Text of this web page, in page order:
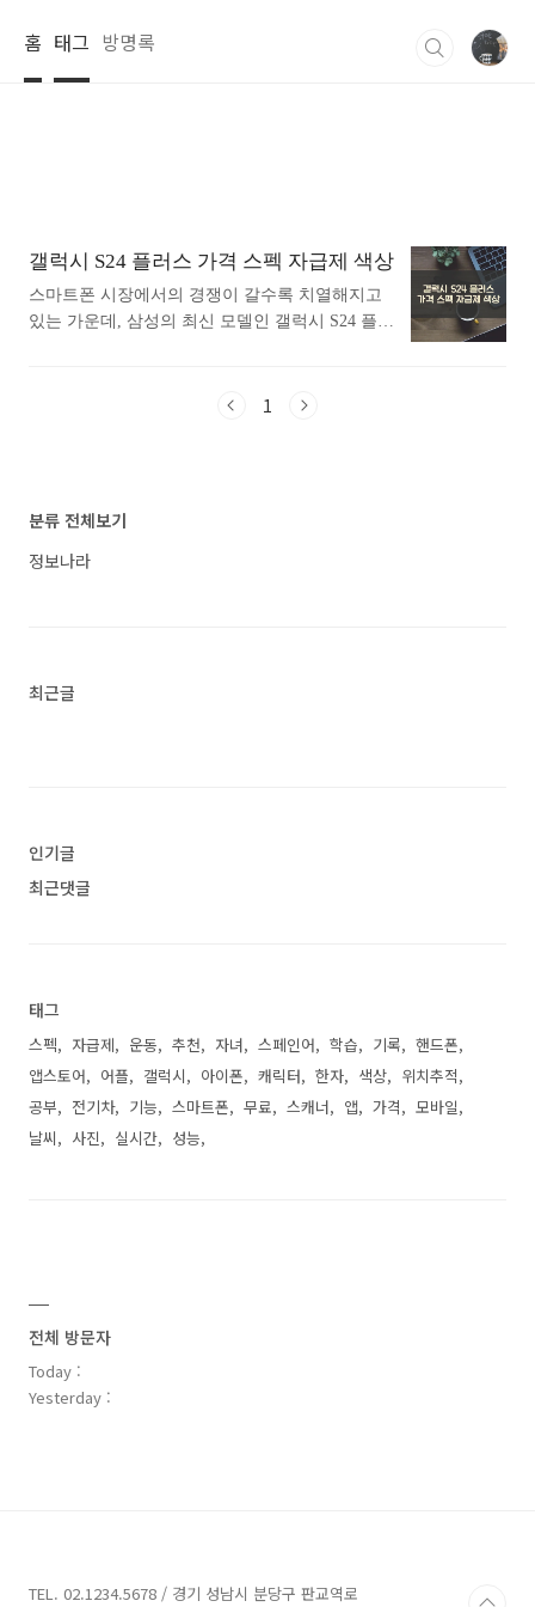
홈 태그 방명록
갤럭시 S24 플러스 가격 스펙 자급제 색상
스마트폰 시장에서의 경쟁이 갈수록 치열해지고
있는 가운데, 삼성의 최신 모델인 갤럭시 S24 플러
히 살펴보겠습니다. 디자인의 변화부터 성능, 카
델을 특별하게 만드는지 알 수 있게 될 것입니다.
1. 갤럭시 S24 플러스 스펙 항목세부 사항프로세
1
분류 전체보기
정보나라
최근글
인기글
최근댓글
태그
스펙 자급제 운동 추천 자녀 스페인어 학습 기록
핸드폰
앱스토어
어플 갤럭시 아이폰 캐릭터 한자 색상
위치추적
공부
전기차 기능 스마트폰 무료 스캐너 앱 가격
모바일
날씨
사진 실시간 성능
전체 방문자
Today :
Yesterday :
TEL. 02.1234.5678 / 경기 성남시 분당구 판교역로